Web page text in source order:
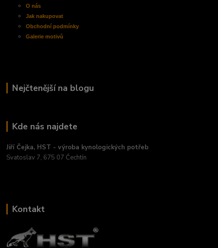
O nás
Jak nakupovat
Obchodnípodmínky
Galerie motivů
Nejčtenější na blogu
Kde nás najdete
Jiří Čejka, HST - výroba kynologických potřeb
Svatoslav 7, 675 07 Čechtín
Kontakt